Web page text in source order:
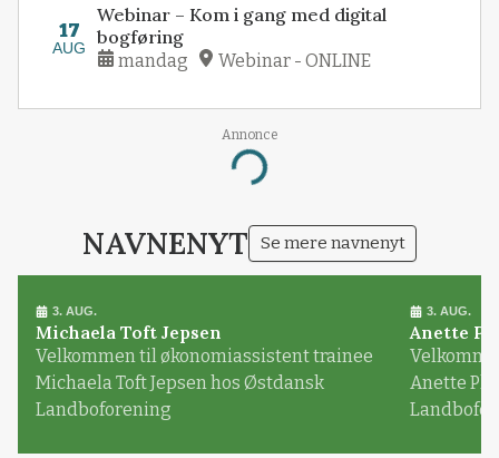
17
AUG
Webinar – Kom i gang med digital
bogføring
mandag Webinar - ONLINE
Annonce
Loading...
NAVNENYT Se mere navnenyt
3. AUG.
Michaela Toft Jepsen
Velkommen til økonomiassistent trainee
Michaela Toft Jepsen hos Østdansk
Landboforening
3. AUG.
Anette
Anette